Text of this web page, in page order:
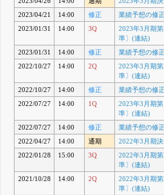
2023/04/21
14:00 修正
業績予想の修
2023/01/31
14:00 3Q
2023年3月期
準〕(連結)
2023/01/31
14:00 修正
業績予想の修
2022/10/27
14:00 2Q
2023年3月期
準〕(連結)
2022/10/27
14:00 修正
業績予想の修
2022/07/27
14:00 1Q
2023年3月期
準〕(連結)
2022/07/27
14:00 修正
業績予想の修
2022/04/27
14:00 通期
2022年3月期
2022/01/28
15:00 3Q
2022年3月期
準〕(連結)
2021/10/28
14:00 2Q
2022年3月期
準〕(連結)